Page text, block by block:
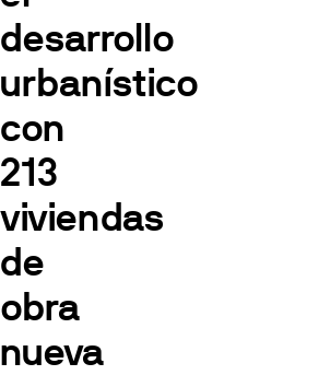
desarrollo
urbanístico
con
213
viviendas
de
obra
nueva